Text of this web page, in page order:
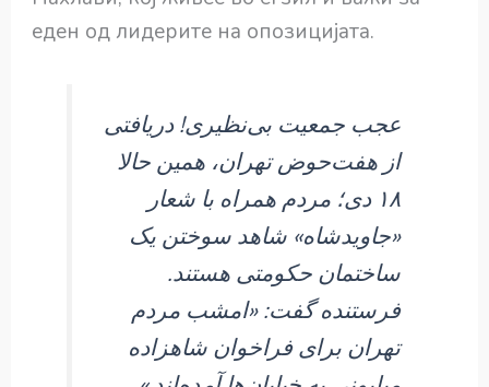
еден од лидерите на опозицијата.
عجب جمعیت بی‌نظیری! دریافتی
از هفت‌حوض تهران، همین حالا
۱۸ دی؛ مردم همراه با شعار
«جاویدشاه» شاهد سوختن یک
ساختمان حکومتی هستند.
فرستنده گفت: «امشب مردم
تهران برای فراخوان شاهزاده